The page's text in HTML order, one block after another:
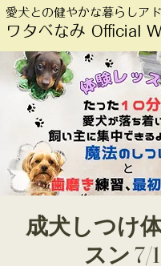
愛犬との健やかな暮らしア
ワタベなみ Official
成犬しつけ
スン 7/